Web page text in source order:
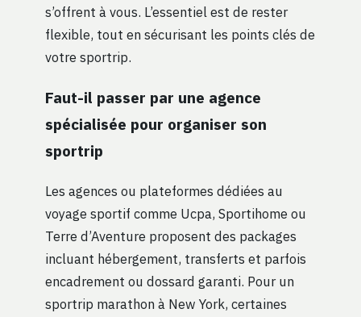
s’offrent à vous. L’essentiel est de rester
flexible, tout en sécurisant les points clés de
votre sportrip.
Faut-il passer par une agence
spécialisée pour organiser son
sportrip
Les agences ou plateformes dédiées au
voyage sportif comme Ucpa, Sportihome ou
Terre d’Aventure proposent des packages
incluant hébergement, transferts et parfois
encadrement ou dossard garanti. Pour un
sportrip marathon à New York, certaines